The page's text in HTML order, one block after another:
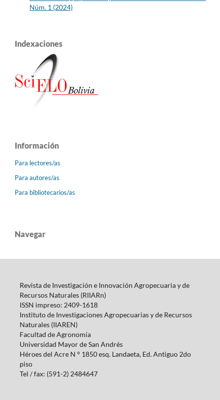
Núm. 1 (2024)
Indexaciones
Información
Para lectores/as
Para autores/as
Para bibliotecarios/as
Navegar
Revista de Investigación e Innovación Agropecuaria y de
Recursos Naturales (RIIARn)
ISSN impreso: 2409-1618
Instituto de Investigaciones Agropecuarias y de Recursos
Naturales (IIAREN)
Facultad de Agronomía
Universidad Mayor de San Andrés
Héroes del Acre N ° 1850 esq. Landaeta, Ed.Antiguo 2do
piso
Tel / fax: (591-2) 2484647